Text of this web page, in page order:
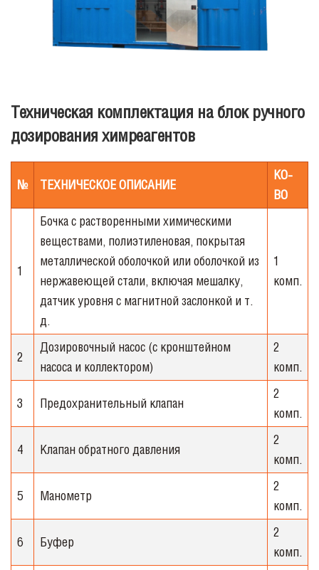
Техническая комплектация на блок ручного
дозирования химреагентов
№ ТЕХНИЧЕСКОЕОПИСАНИЕ
КО-
ВО
1
Бочка с растворенными химическими
веществами, полиэтиленовая, покрытая
металлической оболочкой или оболочкой из
нержавеющей стали, включая мешалку,
датчик уровня с магнитной заслонкой и т.
д.
1
комп.
2
Дозировочный насос (с кронштейном
насоса и коллектором)
2
комп.
3 Предохранительный клапан
2
комп.
4 Клапан обратного давления
2
комп.
5 Манометр
2
комп.
6 Буфер
2
комп.